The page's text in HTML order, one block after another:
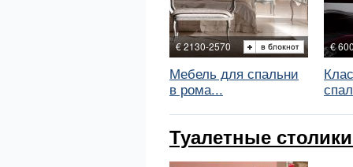
€ 2130-2570
Мебель для спальни
в рома...
€
Туалетные